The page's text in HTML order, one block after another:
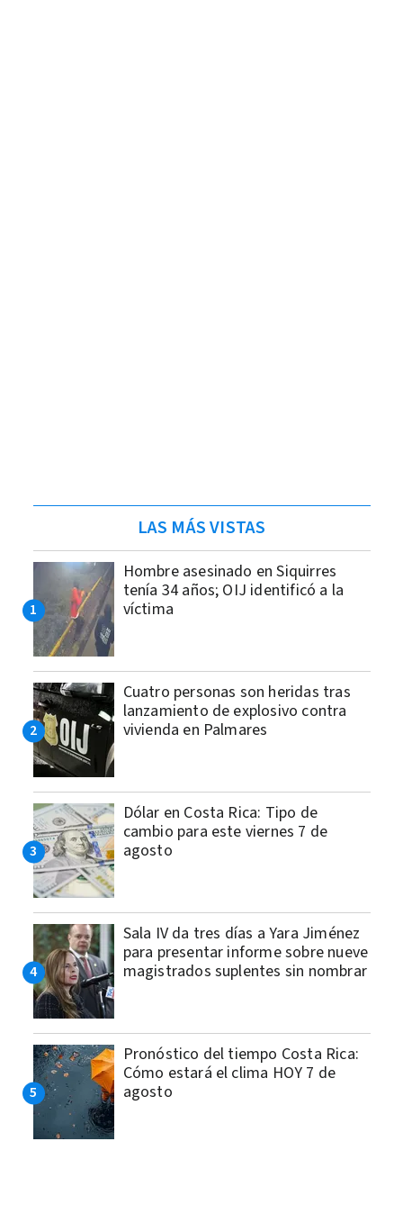
LAS MÁS VISTAS
Hombre asesinado en Siquirres
tenía 34 años; OIJ identificó a la
víctima
Cuatro personas son heridas tras
lanzamiento de explosivo contra
vivienda en Palmares
Dólar en Costa Rica: Tipo de
cambio para este viernes 7 de
agosto
Sala IV da tres días a Yara Jiménez
para presentar informe sobre nueve
magistrados suplentes sin nombrar
Pronóstico del tiempo Costa Rica:
Cómo estará el clima HOY 7 de
agosto